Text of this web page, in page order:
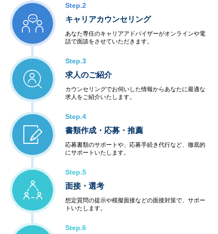
Step.2
キャリアカウンセリング
あなた専任のキャリアアドバイザーがオンラインや電
話で面談をさせていただきます。
Step.3
求人のご紹介
カウンセリングでお伺いした情報からあなたに最適な
求人をご紹介いたします。
Step.4
書類作成・応募・推薦
応募書類のサポートや、応募手続き代行など、徹底的
にサポートいたします。
Step.5
面接・選考
想定質問の提示や模擬面接などの面接対策で、サポー
トいたします。
Step.6